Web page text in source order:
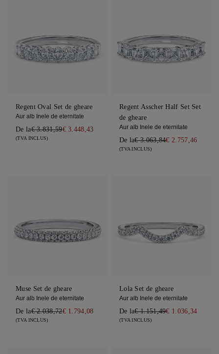
Regent Oval Set de gheare
Aur alb Inele de eternitate
De la€ 3.831,59€ 3.448,43
(TVA INCLUS)
Regent Asscher Half Set Set
de gheare
Aur alb Inele de eternitate
De la€ 3.063,84€ 2.757,46
(TVA INCLUS)
Muse Set de gheare
Aur alb Inele de eternitate
De la€ 2.038,72€ 1.794,08
(TVA INCLUS)
Lola Set de gheare
Aur alb Inele de eternitate
De la€ 1.151,49€ 1.036,34
(TVA INCLUS)